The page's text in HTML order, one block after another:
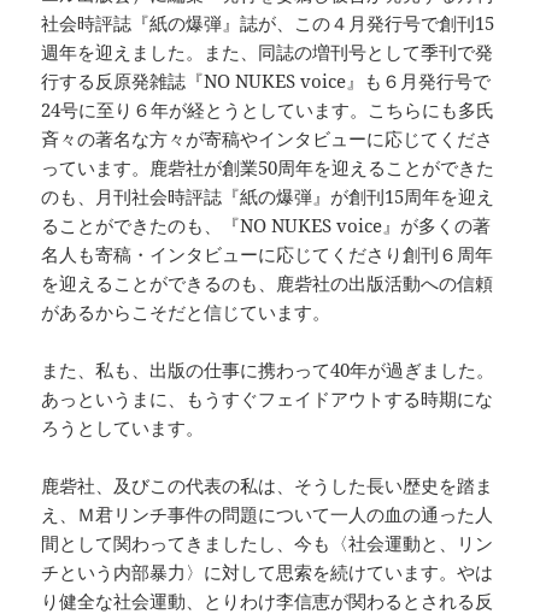
社会時評誌『紙の爆弾』誌が、この４月発行号で創刊15
週年を迎えました。また、同誌の増刊号として季刊で発
行する反原発雑誌『NO NUKES voice』も６月発行号で
24号に至り６年が経とうとしています。こちらにも多氏
斉々の著名な方々が寄稿やインタビューに応じてくださ
っています。鹿砦社が創業50周年を迎えることができた
のも、月刊社会時評誌『紙の爆弾』が創刊15周年を迎え
ることができたのも、『NO NUKES voice』が多くの著
名人も寄稿・インタビューに応じてくださり創刊６周年
を迎えることができるのも、鹿砦社の出版活動への信頼
があるからこそだと信じています。
また、私も、出版の仕事に携わって40年が過ぎました。
あっというまに、もうすぐフェイドアウトする時期にな
ろうとしています。
鹿砦社、及びこの代表の私は、そうした長い歴史を踏ま
え、Ｍ君リンチ事件の問題について一人の血の通った人
間として関わってきましたし、今も〈社会運動と、リン
チという内部暴力〉に対して思索を続けています。やは
り健全な社会運動、とりわけ李信恵が関わるとされる反